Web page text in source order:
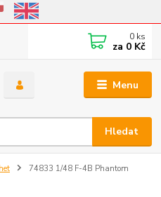
do 31.10.2026
Menu
Hledat
0 ks
za 0 Kč
74833 1/48 F-4B Phantom